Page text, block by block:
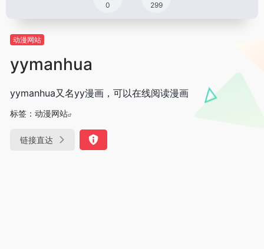
0 299
动漫网站
yymanhua
yymanhua又名yy漫画，可以在线阅读漫画
标签： 动漫网站
链接直达